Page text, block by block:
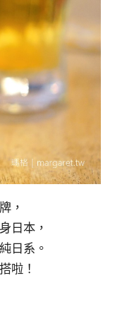
，
日本，
日系。
啦！